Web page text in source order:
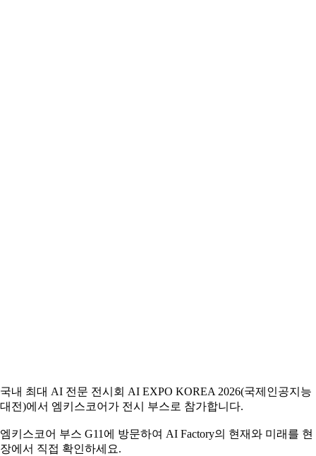
국내 최대 AI 전문 전시회 AI EXPO KOREA 2026(국제인공지능
대전)에서 엠키스코어가 전시 부스로 참가합니다.
엠키스코어 부스 G11에 방문하여 AI Factory의 현재와 미래를 현
장에서 직접 확인하세요.